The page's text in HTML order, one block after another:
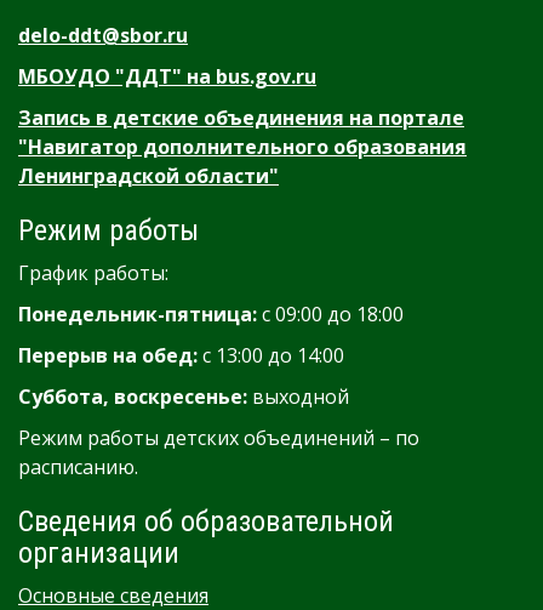
delo-ddt@sbor.ru
МБОУДО "ДДТ" на bus.gov.ru
Запись в детские объединения на портале
"Навигатор дополнительного образования
Ленинградской области"
Режим работы
График работы:
Понедельник-пятница:с 09:00 до 18:00
Перерыв на обед:с 13:00 до 14:00
Суббота, воскресенье: выходной
Режим работы детских объединений – по
расписанию.
Сведения об образовательной
организации
Основные сведения